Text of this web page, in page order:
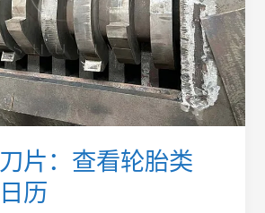
片：查看轮胎类
历